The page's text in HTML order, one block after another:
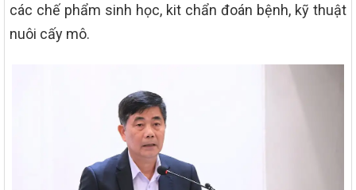
các chế phẩm sinh học, kit chẩn đoán bệnh, kỹ thuật
nuôi cấy mô.